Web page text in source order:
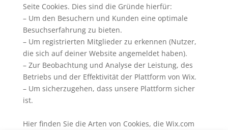
Seite Cookies. Dies sind die Gründe hierfür:
– Um den Besuchern und Kunden eine optimale
Besuchserfahrung zu bieten.
– Um registrierten Mitglieder zu erkennen (Nutzer,
die sich auf deiner Website angemeldet haben).
– Zur Beobachtung und Analyse der Leistung, des
Betriebs und der Effektivität der Plattform von Wix.
– Um sicherzugehen, dass unsere Plattform sicher
ist.
Hier finden Sie die Arten von Cookies, die Wix.com